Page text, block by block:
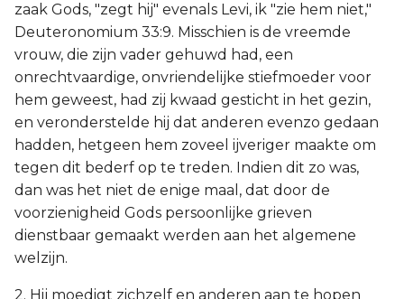
zaak Gods, "zegt hij" evenals Levi, ik "zie hem niet,"
Deuteronomium 33:9. Misschien is de vreemde
vrouw, die zijn vader gehuwd had, een
onrechtvaardige, onvriendelijke stiefmoeder voor
hem geweest, had zij kwaad gesticht in het gezin,
en veronderstelde hij dat anderen evenzo gedaan
hadden, hetgeen hem zoveel ijveriger maakte om
tegen dit bederf op te treden. Indien dit zo was,
dan was het niet de enige maal, dat door de
voorzienigheid Gods persoonlijke grieven
dienstbaar gemaakt werden aan het algemene
welzijn.
2. Hij moedigt zichzelf en anderen aan te hopen